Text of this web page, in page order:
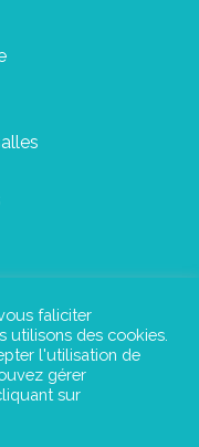
faliciter
utilisons des cookies.
l'utilisation de
gérer
sur